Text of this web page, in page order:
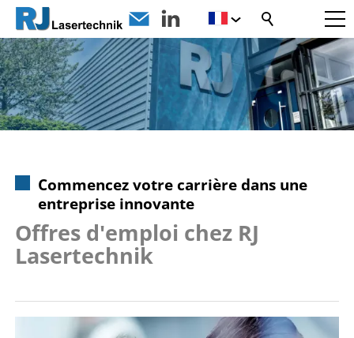
Commencez votre carrière dans une
entreprise innovante
Offres d'emploi chez RJ
Lasertechnik